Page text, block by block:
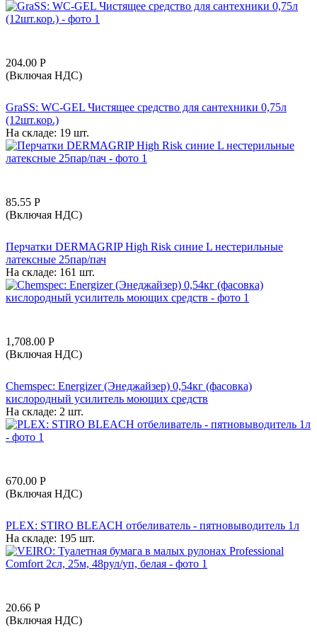
204.00 Р
(Включая НДС)
GraSS: WC-GEL Чистящее средство для сантехники 0,75л
(12шт.кор.)
На складе: 19 шт.
85.55 Р
(Включая НДС)
Перчатки DERMAGRIP High Risk синие L нестерильные
латексные 25пар/пач
На складе: 161 шт.
1,708.00 Р
(Включая НДС)
Chemspec: Energizer (Энеджайзер) 0,54кг (фасовка)
кислородный усилитель моющих средств
На складе: 2 шт.
670.00 Р
(Включая НДС)
PLEX: STIRO BLEACH отбеливатель - пятновыводитель 1л
На складе: 195 шт.
20.66 Р
(Включая НДС)